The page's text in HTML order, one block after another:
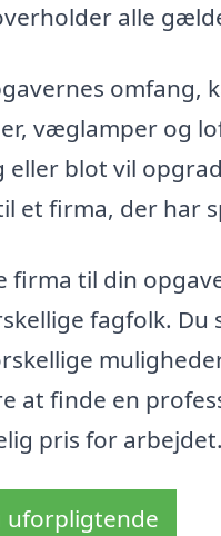
alle
væglamper og
eller blot vil
et firma, der har
firma til din
fagfolk. Du
at finde en
pris for arbejdet.
uforpligtende